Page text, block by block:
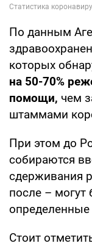
По данным
которых
на 50-70%
помощи, чем
штаммами
При этом до
собираются
сдерживания
после – могут
определенные
Стоит